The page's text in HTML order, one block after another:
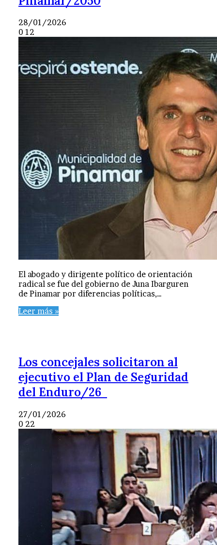
28/01/2026
0 12
El abogado y dirigente político de orientación
radical se fue del gobierno de Juna Ibarguren
de Pinamar por diferencias políticas,…
Leer más »
Los concejales solicitaron al
ejecutivo el Plan de Seguridad
del Enduro/26
27/01/2026
0 22